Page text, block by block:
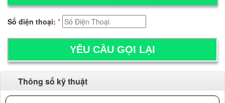
Số điện thoại: *
Thông số kỹ thuật